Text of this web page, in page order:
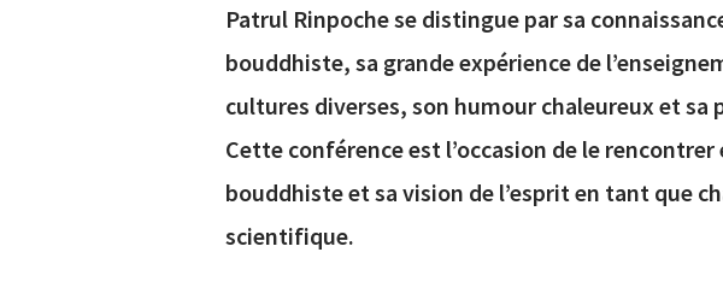
Patrul Rinpoche se distingue par sa
bouddhiste, sa grande expérience de
cultures diverses, son humour chaleureux et sa
Cette conférence est l’occasion de le
bouddhiste et sa vision de l’esprit en tant que
scientifique.